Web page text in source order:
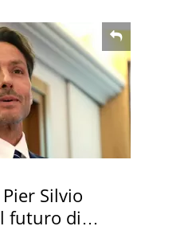
Silvio
futuro di